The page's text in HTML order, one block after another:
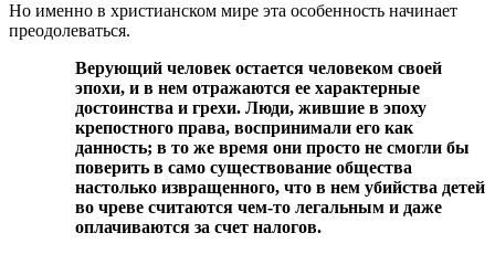
Но именно в христианском мире эта особенность начинает
преодолеваться.
Верующий человек остается человеком своей
эпохи, и в нем отражаются ее характерные
достоинства и грехи. Люди, жившие в эпоху
крепостного права, воспринимали его как
данность; в то же время они просто не смогли бы
поверить в само существование общества
настолько извращенного, что в нем убийства детей
во чреве считаются чем-то легальным и даже
оплачиваются за счет налогов.